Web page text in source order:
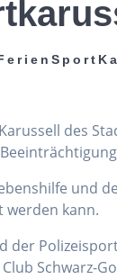
des
und
werden kann.
der
Schwarz-